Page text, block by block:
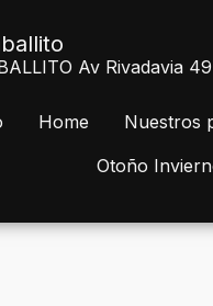
Av Rivadavia
Home Nuestros
Otoño